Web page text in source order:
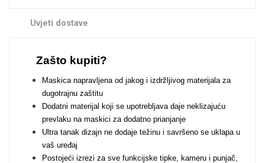
Uvjeti dostave
Zašto kupiti?
Maskica napravljena od jakog i izdržljivog materijala za
dugotrajnu zaštitu
Dodatni materijal koji se upotrebljava daje neklizajuću
prevlaku na maskici za dodatno prianjanje
Ultra tanak dizajn ne dodaje težinu i savršeno se uklapa u
vaš uređaj
Postojeći izrezi za sve funkcijske tipke, kameru i punjač,
Zodiac
Doodles Apstraktni motivi